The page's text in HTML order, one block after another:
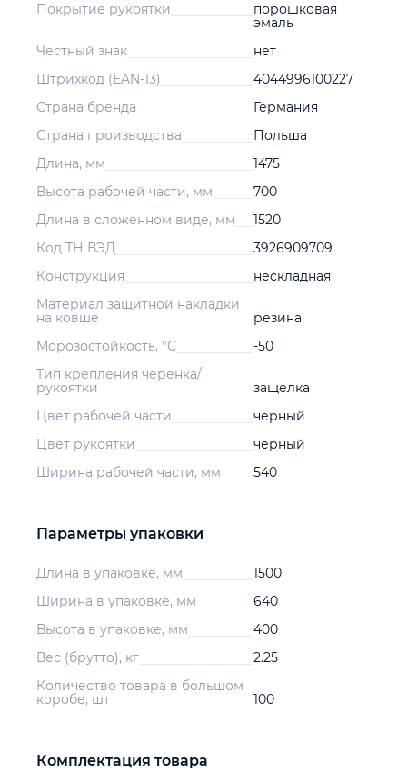
Покрытие рукоятки
порошковая
эмаль
Честный знак
нет
Штрихкод (EAN-13)
4044996100227
Страна бренда
Германия
Страна производства
Польша
Длина, мм
1475
Высота рабочей части, мм
700
Длина в сложенном виде, мм
1520
Код ТН ВЭД
3926909709
Конструкция
нескладная
Материал защитной накладки
на ковше
резина
Морозостойкость, °C
-50
Тип крепления черенка/
рукоятки
защелка
Цвет рабочей части
черный
Цвет рукоятки
черный
Ширина рабочей части, мм
540
Параметры упаковки
Длина в упаковке, мм
1500
Ширина в упаковке, мм
640
Высота в упаковке, мм
400
Вес (брутто), кг
2.25
Количество товара в большом
коробе, шт
100
Комплектация товара